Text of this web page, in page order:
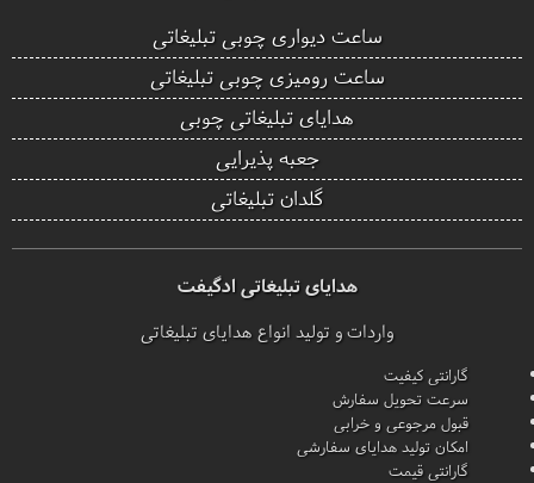
ساعت دیواری چوبی تبلیغاتی
ساعت رومیزی چوبی تبلیغاتی
هدایای تبلیغاتی چوبی
جعبه پذیرایی
گلدان تبلیغاتی
هدایای تبلیغاتی ادگیفت
واردات و تولید انواع هدایای تبلیغاتی
گارانتی کیفیت
سرعت تحویل سفارش
قبول مرجوعی و خرابی
امکان تولید هدایای سفارشی
گارانتی قیمت